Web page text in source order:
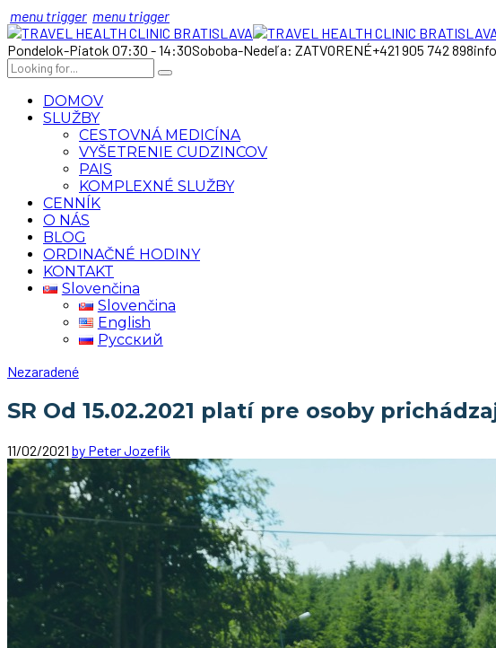
menu trigger menu trigger
Pondelok-Piatok 07:30 - 14:30Soboba-Nedeľa: ZATVORENÉ+421 905 742 898
DOMOV
SLUŽBY
CESTOVNÁ MEDICÍNA
VYŠETRENIE CUDZINCOV
PAIS
KOMPLEXNÉ SLUŽBY
CENNÍK
O NÁS
BLOG
ORDINAČNÉ HODINY
KONTAKT
Slovenčina
Slovenčina
English
Русский
Nezaradené
SR Od 15.02.2021 platí pre osoby
11/02/2021 by Peter Jozefik